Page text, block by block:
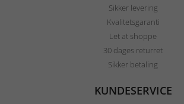
Sikker levering
Kvalitetsgaranti
Let at shoppe
30 dages returret
Sikker betaling
KUNDESERVICE